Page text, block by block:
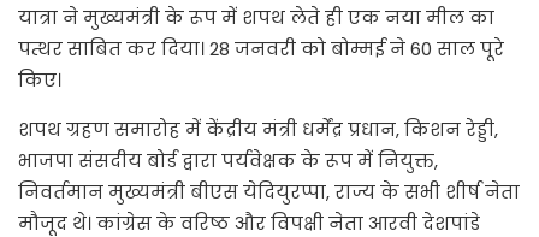
यात्रा ने मुख्यमंत्री के रूप में शपथ लेते ही एक नया मील का
पत्थर साबित कर दिया। 28 जनवरी को बोम्मई ने 60 साल पूरे
किए।
शपथ ग्रहण समारोह में केंद्रीय मंत्री धर्मेंद्र प्रधान, किशन रेड्डी,
भाजपा संसदीय बोर्ड द्वारा पर्यवेक्षक के रूप में नियुक्त,
निवर्तमान मुख्यमंत्री बीएस येदियुरप्पा, राज्य के सभी शीर्ष नेता
मौजूद थे। कांग्रेस के वरिष्ठ और विपक्षी नेता आरवी देशपांडे